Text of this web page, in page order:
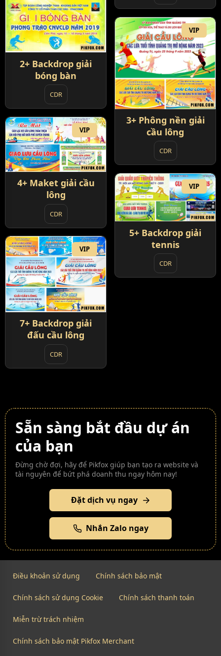
2+ Backdrop giải
bóng bàn
CDR
VIP
3+ Phông nền giải
cầu lông
CDR
VIP
4+ Maket giải cầu
lông
CDR
VIP
5+ Backdrop giải
tennis
CDR
VIP
7+ Backdrop giải
đấu cầu lông
CDR
Sẵn sàng bắt đầu dự án
của bạn
Đừng chờ đợi, hãy để Pikfox giúp bạn tạo ra website và
tài nguyên để bứt phá doanh thu ngay hôm nay!
Đặt dịch vụ ngay
Nhắn Zalo ngay
Điều khoản sử dụng Chính sách bảo mật
Chính sách sử dụng Cookie Chính sách thanh toán
Miễn trừ trách nhiệm
Chính sách bảo mật Pikfox Merchant